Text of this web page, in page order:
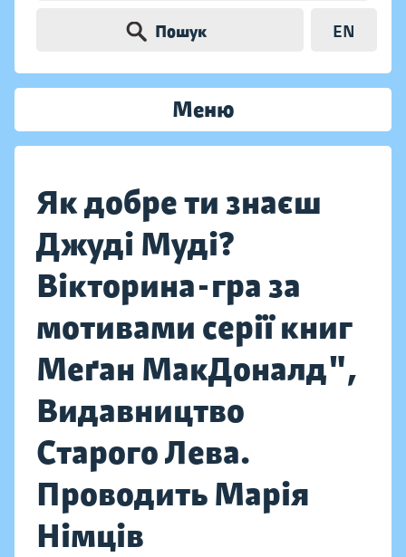
Пошук EN
Меню
Як добре ти знаєш
Джуді Муді?
Вікторина-гра за
мотивами серії книг
Меґан МакДоналд",
Видавництво
Старого Лева.
Проводить Марія
Німців